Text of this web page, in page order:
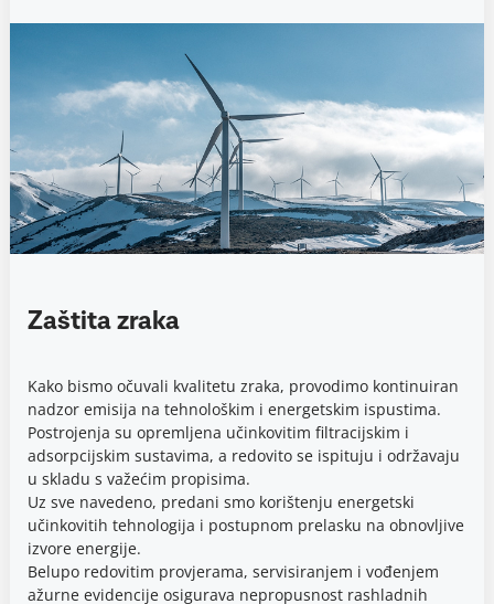
Zaštita zraka
Kako bismo očuvali kvalitetu zraka, provodimo kontinuiran
nadzor emisija na tehnološkim i energetskim ispustima.
Postrojenja su opremljena učinkovitim filtracijskim i
adsorpcijskim sustavima, a redovito se ispituju i održavaju
u skladu s važećim propisima.
Uz sve navedeno, predani smo korištenju energetski
učinkovitih tehnologija i postupnom prelasku na obnovljive
izvore energije.
Belupo redovitim provjerama, servisiranjem i vođenjem
ažurne evidencije osigurava nepropusnost rashladnih